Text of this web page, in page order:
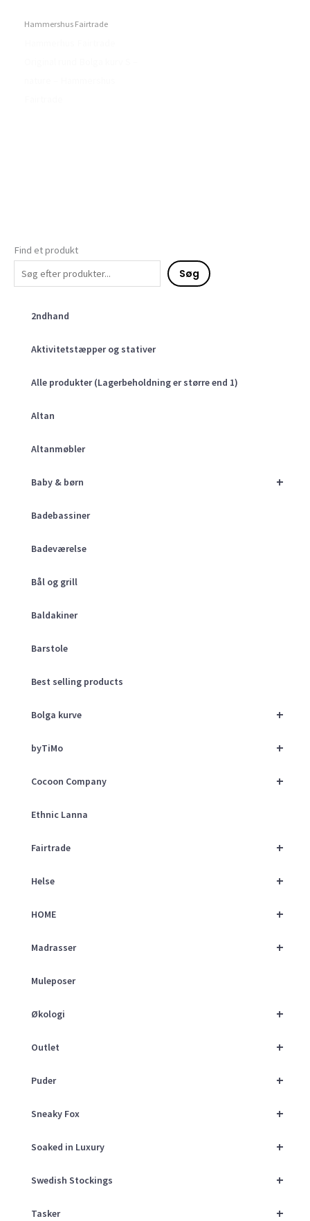
Find et produkt
Søg
2ndhand
Aktivitetstæpper og stativer
Alle produkter (Lagerbeholdning er større end 1)
Altan
Altanmøbler
+
Baby & børn
Badebassiner
Badeværelse
Bål og grill
Baldakiner
Barstole
Best selling products
+
Bolga kurve
+
byTiMo
+
Cocoon Company
Ethnic Lanna
+
Fairtrade
+
Helse
+
HOME
+
Madrasser
Muleposer
+
Økologi
+
Outlet
+
Puder
+
Sneaky Fox
+
Soaked in Luxury
+
Swedish Stockings
+
Tasker
Hammershus Fairtrade